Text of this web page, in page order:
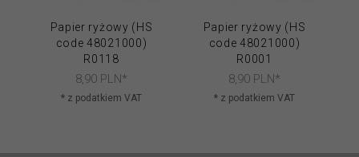
Papier ryżowy (HS
code 48021000)
R0118
8,90 PLN*
* z podatkiem VAT
Papier ryżowy (HS
code 48021000)
R0001
8,90 PLN*
* z podatkiem VAT